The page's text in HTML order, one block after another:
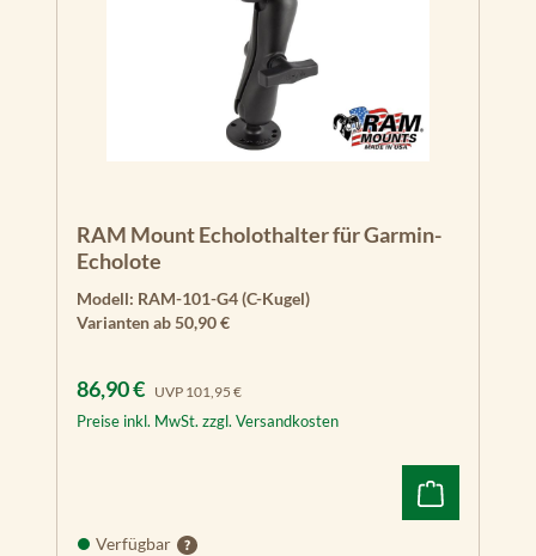
RAM Mount Echolothalter für Garmin-
Echolote
Modell: RAM-101-G4 (C-Kugel)
Varianten ab50,90 €
Verkaufspreis:
86,90 € UVP 101,95 €
Preise inkl. MwSt. zzgl. Versandkosten
Verfügbar